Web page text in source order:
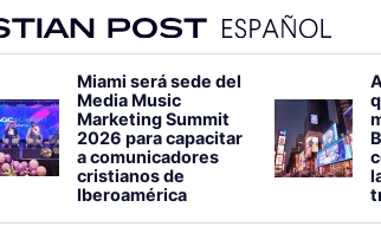
Miami será sede del
Media Music
Marketing Summit
2026 para capacitar
a comunicadores
cristianos de
Iberoamérica